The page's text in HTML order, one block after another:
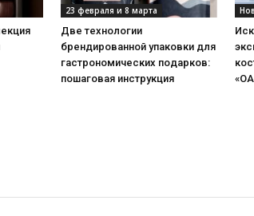
23 февраля и 8 марта
Две технологии
брендированной упаковки для
гастрономических подарков:
пошаговая инструкция